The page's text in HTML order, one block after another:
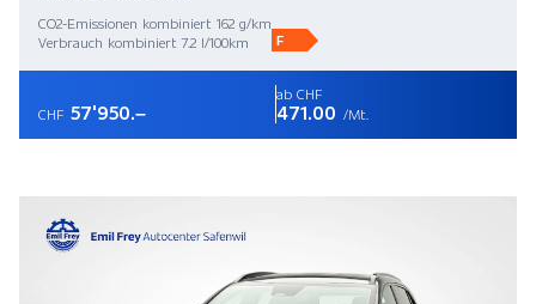
CO2-Emissionen kombiniert 162 g/km
Verbrauch kombiniert 7.2 l/100km
F
CHF 57'950.–
ab CHF
471.00 /Mt.